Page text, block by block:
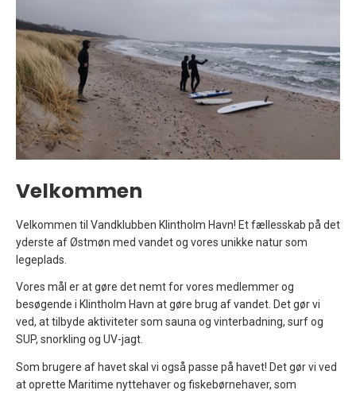
Velkommen
Velkommen til Vandklubben Klintholm Havn! Et fællesskab på det
yderste af Østmøn med vandet og vores unikke natur som
legeplads.
Vores mål er at gøre det nemt for vores medlemmer og
besøgende i Klintholm Havn at gøre brug af vandet. Det gør vi
ved, at tilbyde aktiviteter som sauna og vinterbadning, surf og
SUP, snorkling og UV-jagt.
Som brugere af havet skal vi også passe på havet! Det gør vi ved
at oprette Maritime nyttehaver og fiskebørnehaver, som